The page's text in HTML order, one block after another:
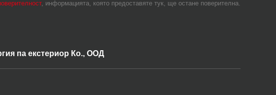
, информацията, която предоставяте тук, ще остане поверителна.
па екстериор Ко., ООД